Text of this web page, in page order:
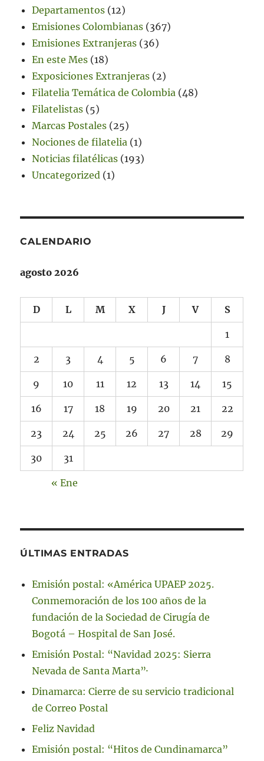
Departamentos (12)
Emisiones Colombianas (367)
Emisiones Extranjeras (36)
En este Mes (18)
Exposiciones Extranjeras (2)
Filatelia Temática de Colombia (48)
Filatelistas (5)
Marcas Postales (25)
Nociones de filatelia (1)
Noticias filatélicas (193)
Uncategorized (1)
CALENDARIO
agosto 2026
D L M X J V S
1
2 3 4 5 6 7 8
9 10 11 12 13 14 15
16 17 18 19 20 21 22
23 24 25 26 27 28 29
30 31
« Ene
ÚLTIMAS ENTRADAS
Emisión postal: «América UPAEP 2025.
Conmemoración de los 100 años de la
fundación de la Sociedad de Cirugía de
Bogotá – Hospital de San José.
Emisión Postal: “Navidad 2025: Sierra
Nevada de Santa Marta”·
Dinamarca: Cierre de su servicio tradicional
de Correo Postal
Feliz Navidad
Emisión postal: “Hitos de Cundinamarca”